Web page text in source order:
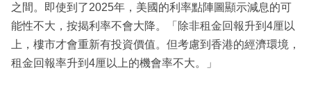
之間。即使到了2025年，美國的利率點陣圖顯示減息的可
能性不大，按揭利率不會大降。「除非租金回報升到4厘以
上，樓市才會重新有投資價值。但考慮到香港的經濟環境，
租金回報率升到4厘以上的機會率不大。」